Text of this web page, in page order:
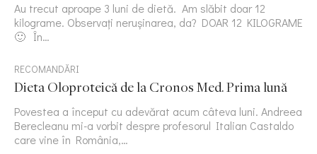
Au trecut aproape 3 luni de dietă. Am slăbit doar 12
kilograme. Observați nerușinarea, da? DOAR 12 KILOGRAME
🙂 În…
RECOMANDĂRI
Dieta Oloproteică de la Cronos Med. Prima lună
Povestea a început cu adevărat acum câteva luni. Andreea
Berecleanu mi-a vorbit despre profesorul Italian Castaldo
care vine în România,…